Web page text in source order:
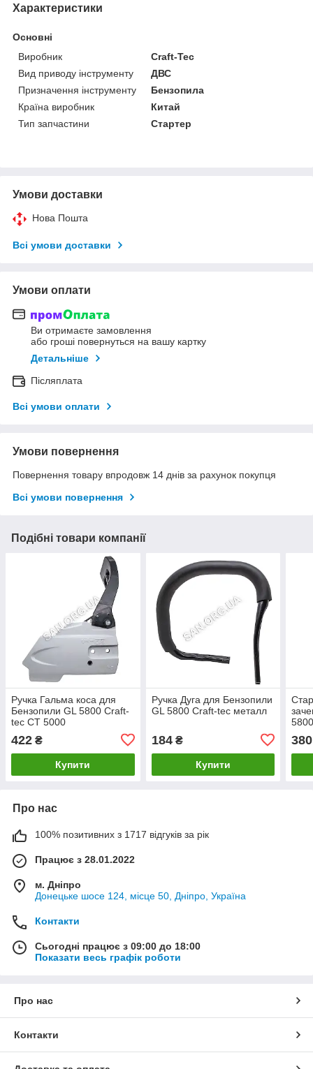
Характеристики
Основні
Виробник
Craft-Tec
Вид приводу інструменту
ДВС
Призначення інструменту
Бензопила
Країна виробник
Китай
Тип запчастини
Стартер
Умови доставки
Нова Пошта
Всі умови доставки
Умови оплати
Ви отримаєте замовлення
або гроші повернуться на вашу картку
Детальніше
Післяплата
Всі умови оплати
Умови повернення
Повернення товару впродовж 14 днів за рахунок покупця
Всі умови повернення
Подібні товари компанії
Ручка Гальма коса для
Бензопили GL 5800 Craft-
tec CT 5000
422 ₴
Купити
Ручка Дуга для Бензопили
GL 5800 Craft-tec металл
184₴
Купити
380
Про нас
100% позитивних з 1717 відгуків за рік
Працює з 28.01.2022
м. Дніпро
Донецьке шосе 124, місце 50, Дніпро, Україна
Контакти
Сьогодні працює з 09:00 до 18:00
Показати весь графік роботи
Про нас
Контакти